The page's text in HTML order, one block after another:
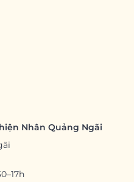
Nhân Quảng Ngãi